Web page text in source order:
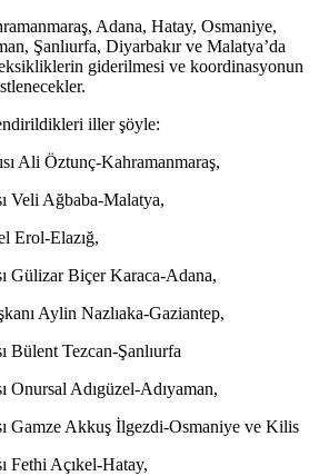
Adana, Hatay, Osmaniye,
Şanlıurfa, Diyarbakır ve Malatya’da
eksikliklerin giderilmesi ve koordinasyonun
iller şöyle:
Ali Öztunç-Kahramanmaraş,
Veli Ağbaba-Malatya,
Erol-Elazığ,
Gülizar Biçer Karaca-Adana,
Aylin Nazlıaka-Gaziantep,
Bülent Tezcan-Şanlıurfa
Onursal Adıgüzel-Adıyaman,
Gamze Akkuş İlgezdi-Osmaniye ve Kilis
Fethi Açıkel-Hatay,